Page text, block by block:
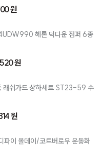
원
헤론 덕다운 점퍼 6종
원
래쉬가드 상하세트 ST23-59 수
원
파이 올데이/코트버로우 운동화